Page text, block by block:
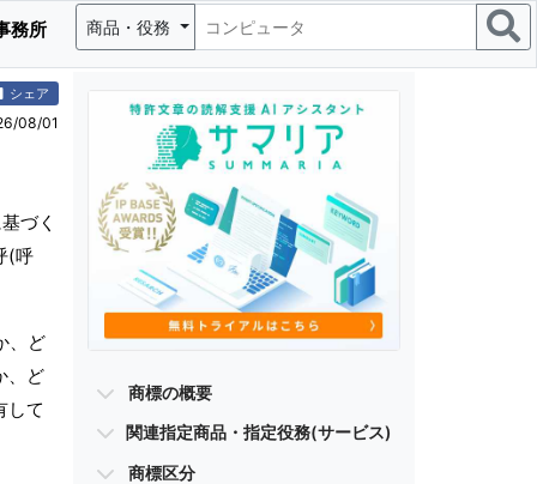
務所 商品・役務
シェア
08/01
づく
(呼
、ど
、ど
して
商標の概要
関連指定商品・指定役務(サービス)
商標区分